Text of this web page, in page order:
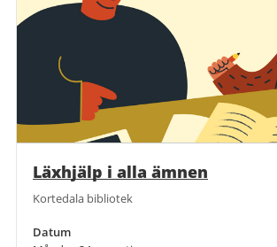
Läxhjälp i alla ämnen
Kortedala bibliotek
Datum